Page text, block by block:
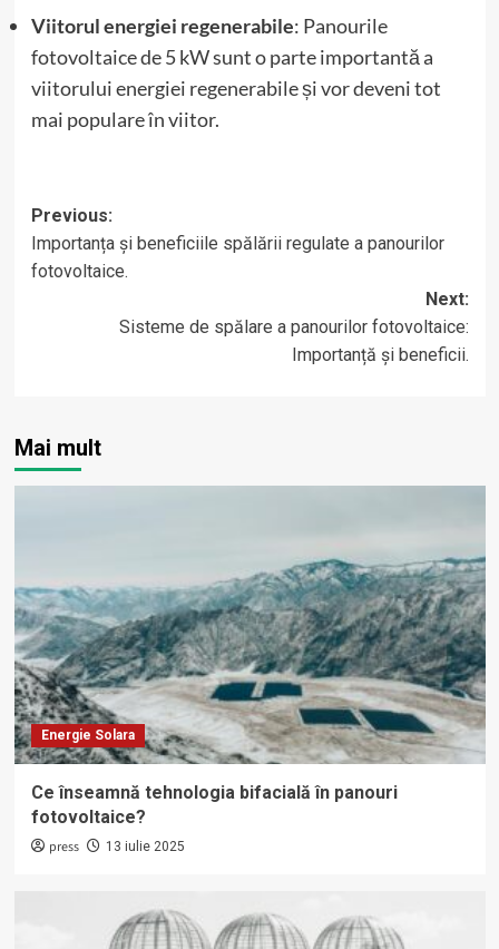
Viitorul energiei regenerabile: Panourile
fotovoltaice de 5 kW sunt o parte importantă a
viitorului energiei regenerabile și vor deveni tot
mai populare în viitor.
Post
navigation
Previous:
Importanța și beneficiile spălării regulate a panourilor
fotovoltaice.
Next:
Sisteme de spălare a panourilor fotovoltaice:
Importanță și beneficii.
Mai mult
Energie Solara
Ce înseamnă tehnologia bifacială în panouri
fotovoltaice?
press 13 iulie 2025